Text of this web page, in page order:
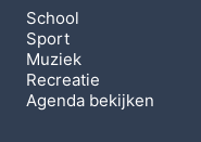
School
Sport
Muziek
Recreatie
Agenda bekijken